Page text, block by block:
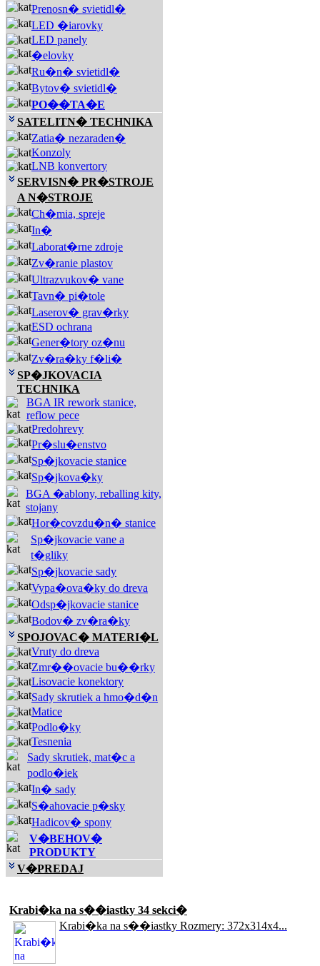
Prenosn� svietidl�
LED �iarovky
LED panely
�elovky
Ru�n� svietidl�
Bytov� svietidl�
PO��TA�E
SATELITN� TECHNIKA
Zatia� nezaraden�
Konzoly
LNB konvertory
SERVISN� PR�STROJE
A N�STROJE
Ch�mia, spreje
In�
Laborat�rne zdroje
Zv�ranie plastov
Ultrazvukov� vane
Tavn� pi�tole
Laserov� grav�rky
ESD ochrana
Gener�tory oz�nu
Zv�ra�ky f�li�
SP�JKOVACIA
TECHNIKA
BGA IR rework stanice,
reflow pece
Predohrevy
Pr�slu�enstvo
Sp�jkovacie stanice
Sp�jkova�ky
BGA �ablony, reballing kity,
stojany
Hor�covzdu�n� stanice
Sp�jkovacie vane a
t�gliky
Sp�jkovacie sady
Vypa�ova�ky do dreva
Odsp�jkovacie stanice
Bodov� zv�ra�ky
SPOJOVAC� MATERI�L
Vruty do dreva
Zmr��ovacie bu��rky
Lisovacie konektory
Sady skrutiek a hmo�d�n
Matice
Podlo�ky
Tesnenia
Sady skrutiek, mat�c a
podlo�iek
In� sady
S�ahovacie p�sky
Hadicov� spony
V�BEHOV�
PRODUKTY
V�PREDAJ
Krabi�ka na s��iastky 34 sekci�
Krabi�ka na s��iastky Rozmery: 372x314x4...